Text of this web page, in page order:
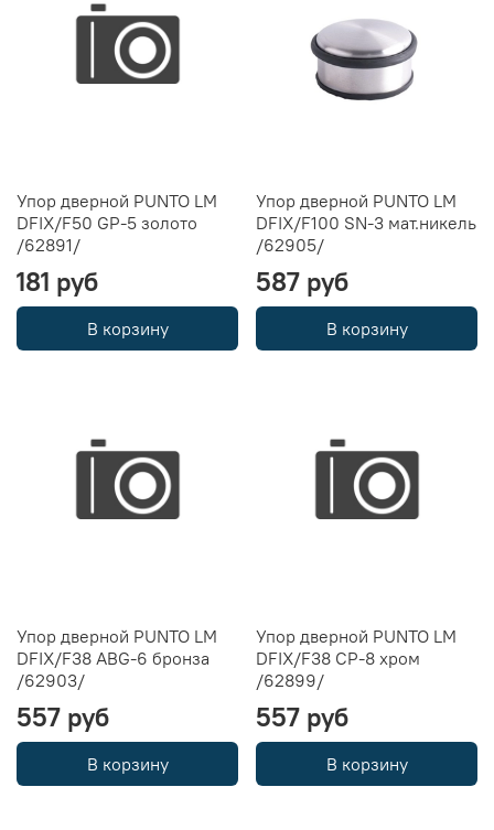
Упор дверной PUNTO LM
DFIX/F50 GP-5 золото
/62891/
181 руб
В корзину
Упор дверной PUNTO LM
DFIX/F100 SN-3 мат.никель
/62905/
587 руб
В корзину
Упор дверной PUNTO LM
DFIX/F38 ABG-6 бронза
/62903/
557 руб
В корзину
Упор дверной PUNTO LM
DFIX/F38 CP-8 хром
/62899/
557 руб
В корзину